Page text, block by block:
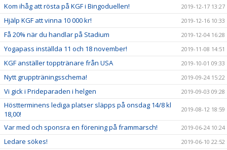
Kom ihåg att rösta på KGF i Bingoduellen! 2019-12-17 13:27
Hjälp KGF att vinna 10 000 kr! 2019-12-16 10:33
Få 20% när du handlar på Stadium 2019-12-04 16:28
Yogapass inställda 11 och 18 november! 2019-11-08 14:51
KGF anställer topptränare från USA 2019-10-01 09:33
Nytt gruppträningsschema! 2019-09-24 15:22
Vi gick i Prideparaden i helgen 2019-09-03 09:28
Höstterminens lediga platser släpps på onsdag 14/8 kl
18,00!
2019-08-12 18:59
Var med och sponsra en förening på frammarsch! 2019-06-24 10:24
Ledare sökes! 2019-06-10 22:52